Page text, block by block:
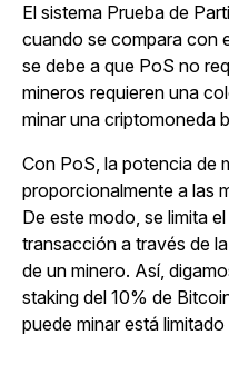
El sistema Prueba de
cuando se compara con
se debe a que PoS no
mineros requieren una
minar una criptomoneda
Con PoS, la potencia de
proporcionalmente a las
De este modo, se limita
transacción a través de
de un minero. Así,
staking del 10% de
puede minar está limitado